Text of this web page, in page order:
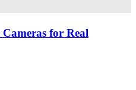
for Real